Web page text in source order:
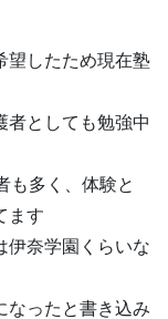
望したため現在塾
者としても勉強中
も多く、体験と
ます
伊奈学園くらいな
なったと書き込み